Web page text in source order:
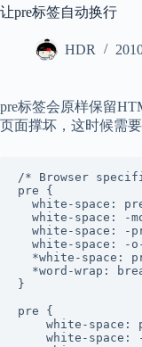
让pre标签自动换行
HDR
pre标签会原样保留
页面撑坏，这时候需
/* Browser
pre {
white-space:
white-space: -
white-space: -
white-space: -
*white-space:
*word-wrap:
}
pre {
white-space:
white-space: